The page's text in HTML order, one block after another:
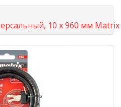
10 х 960 мм Matrix